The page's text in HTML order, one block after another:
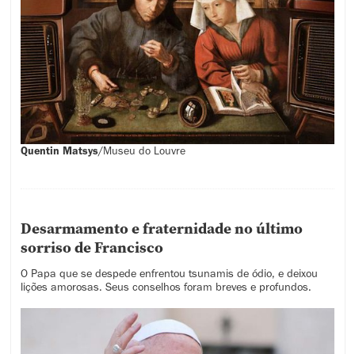
Quentin Matsys/Museu do Louvre
Desarmamento e fraternidade no último
sorriso de Francisco
O Papa que se despede enfrentou tsunamis de ódio, e deixou
lições amorosas. Seus conselhos foram breves e profundos.